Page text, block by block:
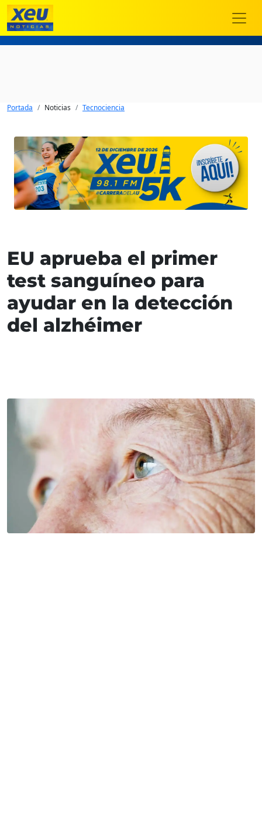
Portada Noticias Tecnociencia
EU aprueba el primer
test sanguíneo para
ayudar en la detección
del alzhéimer